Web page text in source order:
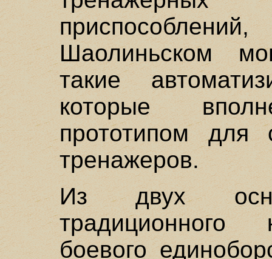
Шаолиньском
такие
которые
прототипом для
тренажеров.
Из двух
традиционного
боевого